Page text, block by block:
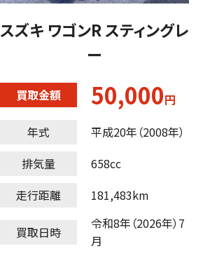
スズキ ワゴンR スティングレ
ー
買取金額 50,000円
年式
平成20年（2008年）
排気量
658cc
走行距離
181,483km
買取日時
令和8年（2026年）7
月